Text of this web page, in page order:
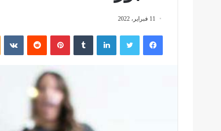
11 فبراير، 2022
فيسبوك تويتر لينكدإن بينتيريست